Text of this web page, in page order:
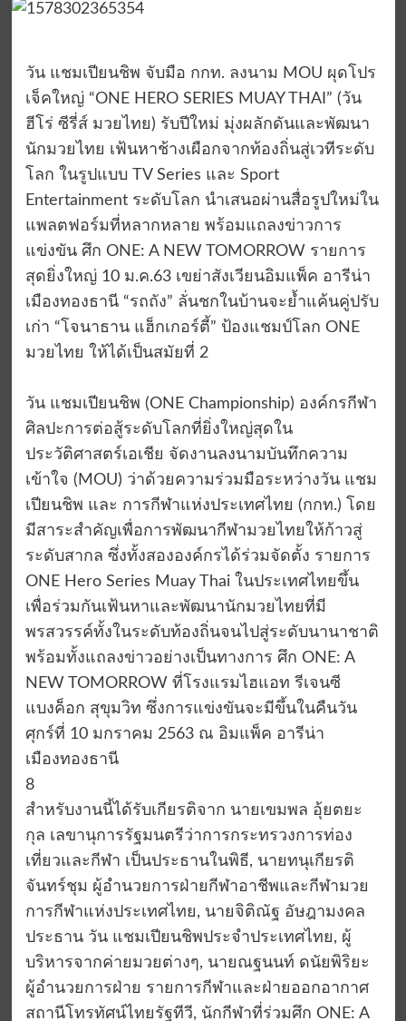
วัน แชมเปียนชิพ จับมือ กกท. ลงนาม MOU ผุดโปร
เจ็คใหญ่ “ONE HERO SERIES MUAY THAI” (วัน
ฮีโร่ ซีรี่ส์ มวยไทย) รับปีใหม่ มุ่งผลักดันและพัฒนา
นักมวยไทย เฟ้นหาช้างเผือกจากท้องถิ่นสู่เวทีระดับ
โลก ในรูปแบบ TV Series และ Sport
Entertainment ระดับโลก นำเสนอผ่านสื่อรูปใหม่ใน
แพลตฟอร์มที่หลากหลาย พร้อมแถลงข่าวการ
แข่งขัน ศึก ONE: A NEW TOMORROW รายการ
สุดยิ่งใหญ่ 10 ม.ค.63 เขย่าสังเวียนอิมแพ็ค อารีน่า
เมืองทองธานี “รถถัง” ลั่นชกในบ้านจะย้ำแค้นคู่ปรับ
เก่า “โจนาธาน แฮ็กเกอร์ตี้” ป้องแชมป์โลก ONE
มวยไทย ให้ได้เป็นสมัยที่ 2
วัน แชมเปียนชิพ (ONE Championship) องค์กรกีฬา
ศิลปะการต่อสู้ระดับโลกที่ยิ่งใหญ่สุดใน
ประวัติศาสตร์เอเชีย จัดงานลงนามบันทึกความ
เข้าใจ (MOU) ว่าด้วยความร่วมมือระหว่างวัน แชม
เปียนชิพ และ การกีฬาแห่งประเทศไทย (กกท.) โดย
มีสาระสำคัญเพื่อการพัฒนากีฬามวยไทยให้ก้าวสู่
ระดับสากล ซึ่งทั้งสององค์กรได้ร่วมจัดตั้ง รายการ
ONE Hero Series Muay Thai ในประเทศไทยขึ้น
เพื่อร่วมกันเฟ้นหาและพัฒนานักมวยไทยที่มี
พรสวรรค์ทั้งในระดับท้องถิ่นจนไปสู่ระดับนานาชาติ
พร้อมทั้งแถลงข่าวอย่างเป็นทางการ ศึก ONE: A
NEW TOMORROW ที่โรงแรมไฮแอท รีเจนซี
แบงค็อก สุขุมวิท ซึ่งการแข่งขันจะมีขึ้นในคืนวัน
ศุกร์ที่ 10 มกราคม 2563 ณ อิมแพ็ค อารีน่า
เมืองทองธานี
8
สำหรับงานนี้ได้รับเกียรติจาก นายเขมพล อุ้ยตยะ
กุล เลขานุการรัฐมนตรีว่าการกระทรวงการท่อง
เที่ยวและกีฬา เป็นประธานในพิธี, นายทนุเกียรติ
จันทร์ชุม ผู้อำนวยการฝ่ายกีฬาอาชีพและกีฬามวย
การกีฬาแห่งประเทศไทย, นายจิติณัฐ อัษฎามงคล
ประธาน วัน แชมเปียนชิพประจำประเทศไทย, ผู้
บริหารจากค่ายมวยต่างๆ, นายณฐนนท์ ดนัยพิริยะ
ผู้อำนวยการฝ่าย รายการกีฬาและฝ่ายออกอากาศ
สถานีโทรทัศน์ไทยรัฐทีวี, นักกีฬาที่ร่วมศึก ONE: A